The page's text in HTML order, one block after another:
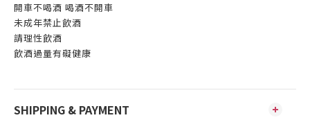
開車不喝酒 喝酒不開車
未成年禁止飲酒
請理性飲酒
飲酒過量有礙健康
SHIPPING & PAYMENT